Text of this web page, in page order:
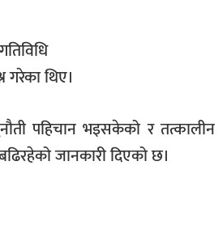
गरेका थिए।
पहिचान भइसकेको र तत्कालीन
जानकारी दिएको छ।